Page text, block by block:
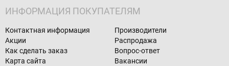
ИНФОРМАЦИЯ ПОКУПАТЕЛЯМ
Контактная информация
Производители
Акции
Распродажа
Как сделать заказ
Вопрос-ответ
Карта сайта
Вакансии